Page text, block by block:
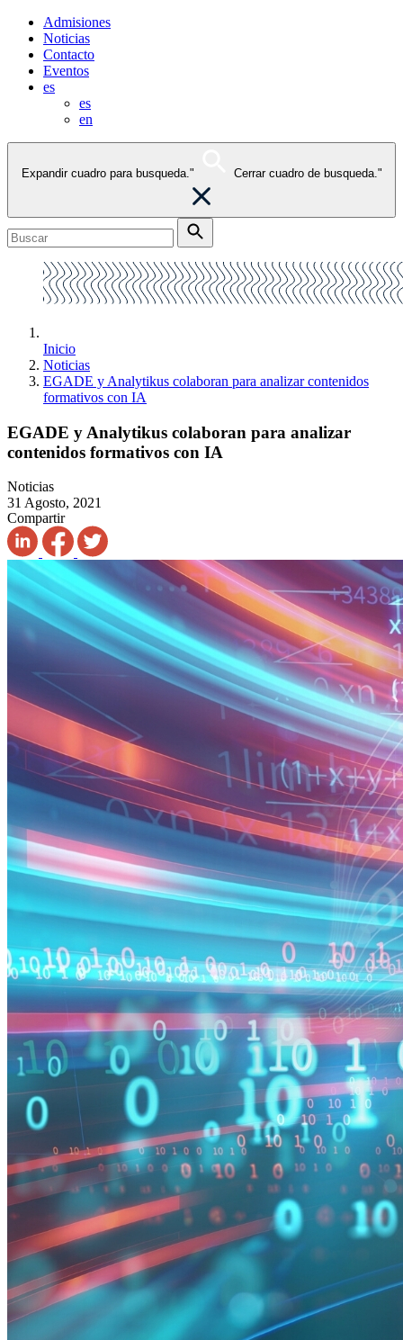
Admisiones
Noticias
Contacto
Eventos
es
es
en
Expandir cuadro para busqueda." Cerrar cuadro de busqueda."
Inicio
Noticias
EGADE y Analytikus colaboran para analizar contenidos
formativos con IA
EGADE y Analytikus colaboran para analizar
contenidos formativos con IA
Noticias
31 Agosto, 2021
Compartir